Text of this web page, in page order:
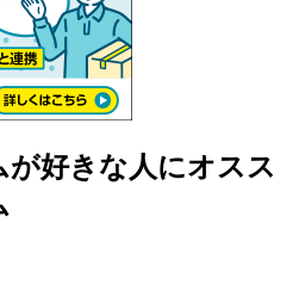
好きな人にオスス